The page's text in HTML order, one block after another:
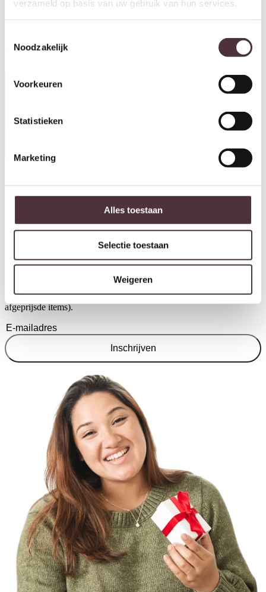
verzameld op basis van uw gebruik van hun services.
Noodzakelijk
Voorkeuren
Statistieken
Marketing
Alles toestaan
Selectie toestaan
Weigeren
Ontvang €20,- shoptegoed
Meldt u aan voor onze nieuwsbrief en ontvang €20,- shoptegoed
voor uw volgende bestelling van minimaal €200,- (niet geldig op
afgeprijsde items).
Inschrijven